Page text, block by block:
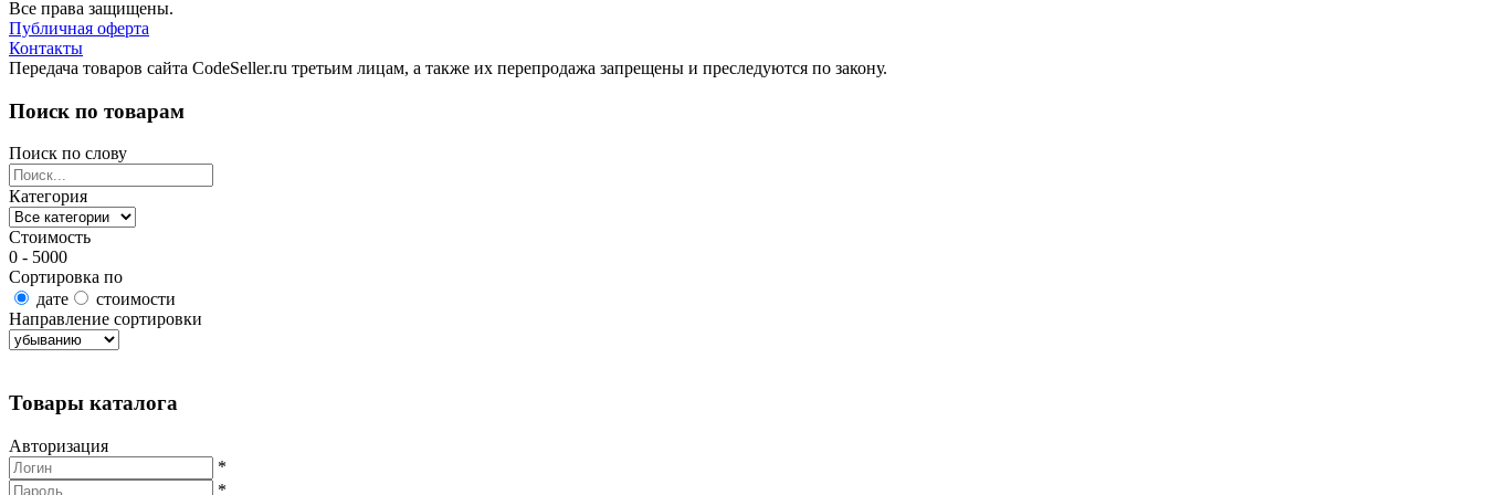
Все права защищены.
Публичная оферта
Контакты
Передача товаров сайта CodeSeller.ru третьим лицам, а также их перепродажа запрещены и преследуются по закону.
Поиск по товарам
Поиск по слову
Категория
Стоимость
0 - 5000
Сортировка по
дате
стоимости
Направление сортировки
Товары каталога
Авторизация
*
*